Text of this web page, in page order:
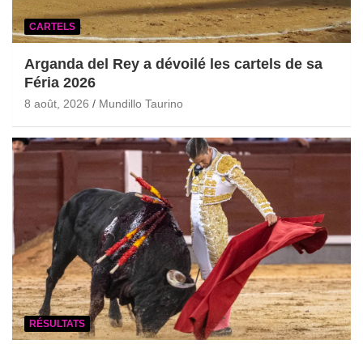
CARTELS
Arganda del Rey a dévoilé les cartels de sa
Féria 2026
8 août, 2026 Mundillo Taurino
RÉSULTATS